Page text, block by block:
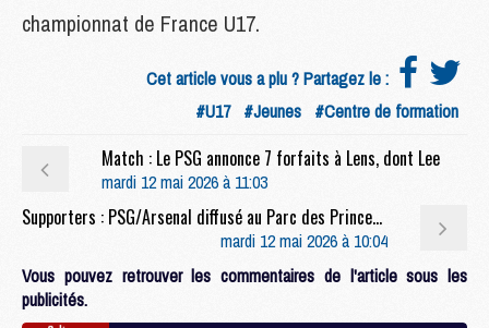
championnat de France U17.
Cet article vous a plu ? Partagez le :
#U17 #Jeunes #Centre de formation
Match : Le PSG annonce 7 forfaits à Lens, dont Lee
mardi 12 mai 2026 à 11:03
Supporters : PSG/Arsenal diffusé au Parc des Princes, premières modalités pour les places
mardi 12 mai 2026 à 10:04
Vous pouvez retrouver les commentaires de l'article sous les
publicités.